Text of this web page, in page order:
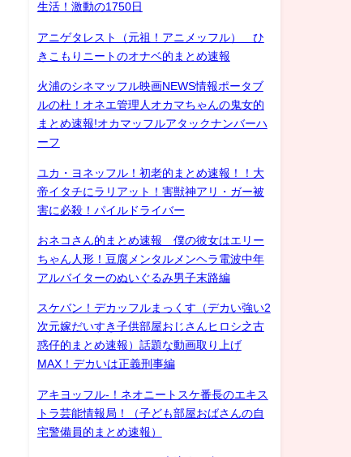
生活！激動の1750日
アニゲタレスト（元祖！アニメッフル） ひ
きこもりニートのオナベ的まとめ速報
火浦のシネマッフル映画NEWS情報ポータブ
ルの杜！オネエ管理人オカマちゃんの鬼女的
まとめ速報!オカマッフルアタックナンバーハ
ーフ
ユカ・ヨネッフル！初老的まとめ速報！！大
帝イタチにラリアット！害獣神アリ・ガー被
害に必殺！パイルドライバー
おネコさん的まとめ速報 僕の彼女はエリー
ちゃん人形！豆腐メンタルメンヘラ電波中年
アルバイターのぬいぐるみ男子末路編
スケバン！デカッフルまっくす（デカい強い2
次元嫁だいすき子供部屋おじさんヒロシ之古
惑仔的まとめ速報）話題な動画取り上げ
MAX！デカいは正義刑事編
アキヨッフル-！ネオニートスケ番長のエキス
トラ芸能情報局！（子ども部屋おばさんの自
宅警備員的まとめ速報）